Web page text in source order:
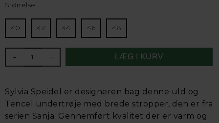
Størrelse
40 42 44 46 48
- +
Sylvia Speidel er designeren bag denne uld og
Tencel undertrøje med brede stropper, den er fra
serien Sanja. Gennemført kvalitet der er varm og